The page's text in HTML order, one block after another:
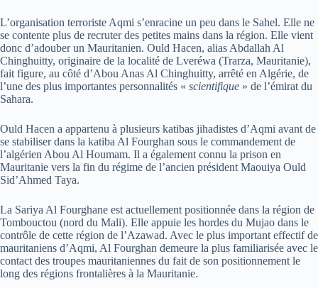
L’organisation terroriste Aqmi s’enracine un peu dans le Sahel. Elle ne
se contente plus de recruter des petites mains dans la région. Elle vient
donc d’adouber un Mauritanien. Ould Hacen, alias Abdallah Al
Chinghuitty, originaire de la localité de Lveréwa (Trarza, Mauritanie),
fait figure, au côté d’Abou Anas Al Chinghuitty, arrêté en Algérie, de
l’une des plus importantes personnalités « scientifique » de l’émirat du
Sahara.
Ould Hacen a appartenu à plusieurs katibas jihadistes d’Aqmi avant de
se stabiliser dans la katiba Al Fourghan sous le commandement de
l’algérien Abou Al Houmam. Il a également connu la prison en
Mauritanie vers la fin du régime de l’ancien président Maouiya Ould
Sid’Ahmed Taya.
La Sariya Al Fourghane est actuellement positionnée dans la région de
Tombouctou (nord du Mali). Elle appuie les hordes du Mujao dans le
contrôle de cette région de l’Azawad. Avec le plus important effectif de
mauritaniens d’Aqmi, Al Fourghan demeure la plus familiarisée avec le
contact des troupes mauritaniennes du fait de son positionnement le
long des régions frontalières à la Mauritanie.